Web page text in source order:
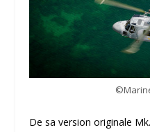
De sa version originale